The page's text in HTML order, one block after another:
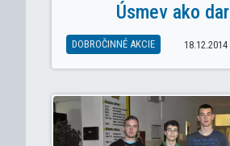
Úsmev ako dar
DOBROČINNÉ AKCIE 18.12.2014